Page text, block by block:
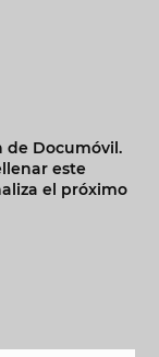
de Documóvil.
este
el próximo